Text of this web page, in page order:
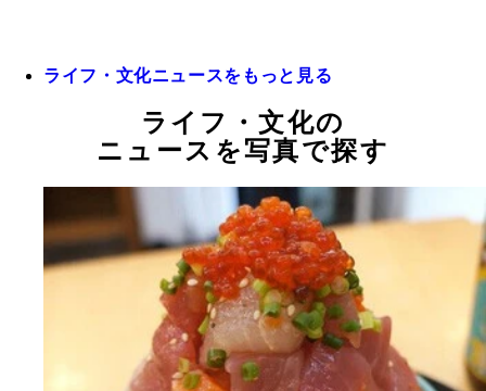
ライフ・文化ニュースをもっと見る
ライフ・文化の
ニュースを写真で探す